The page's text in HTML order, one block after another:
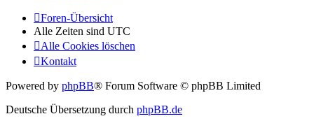
Foren-Übersicht
Alle Zeiten sind UTC
Alle Cookies löschen
Kontakt
Powered by phpBB® Forum Software © phpBB Limited
Deutsche Übersetzung durch phpBB.de